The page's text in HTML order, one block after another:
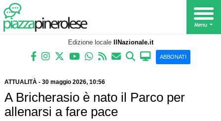
Edizione locale IlNazionale.it
ABBONATI
ATTUALITÀ- 30 maggio 2026, 10:56
A Bricherasio è nato il Parco per
allenarsi a fare pace